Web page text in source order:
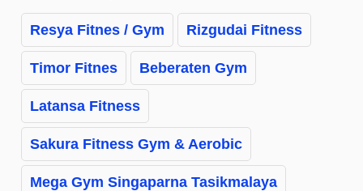
Resya Fitnes / Gym Rizgudai Fitness
Timor Fitnes Beberaten Gym
Latansa Fitness
Sakura Fitness Gym & Aerobic
Mega Gym Singaparna Tasikmalaya